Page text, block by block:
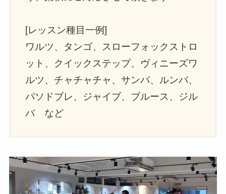
[レッスン種目一例]
ワルツ、タンゴ、スローフォックストロ
ット、クイックステップ、ヴィニーズワ
ルツ、チャチャチャ、サンバ、ルンバ、
パソドブレ、ジャイブ、ブルース、ジル
バ など